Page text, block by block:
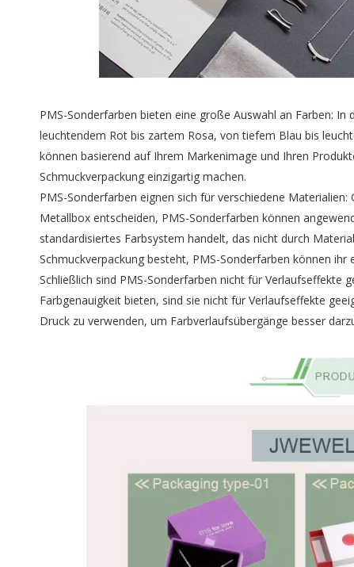
PMS-Sonderfarben bieten eine große Auswahl an Farben:
leuchtendem Rot bis zartem Rosa, von tiefem Blau bis
können basierend auf Ihrem Markenimage und Ihren
Schmuckverpackung einzigartig machen.
PMS-Sonderfarben eignen sich für verschiedene
Metallbox entscheiden, PMS-Sonderfarben können
standardisiertes Farbsystem handelt, das nicht durch
Schmuckverpackung besteht, PMS-Sonderfarben können ihr
Schließlich sind PMS-Sonderfarben nicht für Verlaufseffekte
Farbgenauigkeit bieten, sind sie nicht für Verlaufseffekte
Druck zu verwenden, um Farbverlaufsübergänge besser